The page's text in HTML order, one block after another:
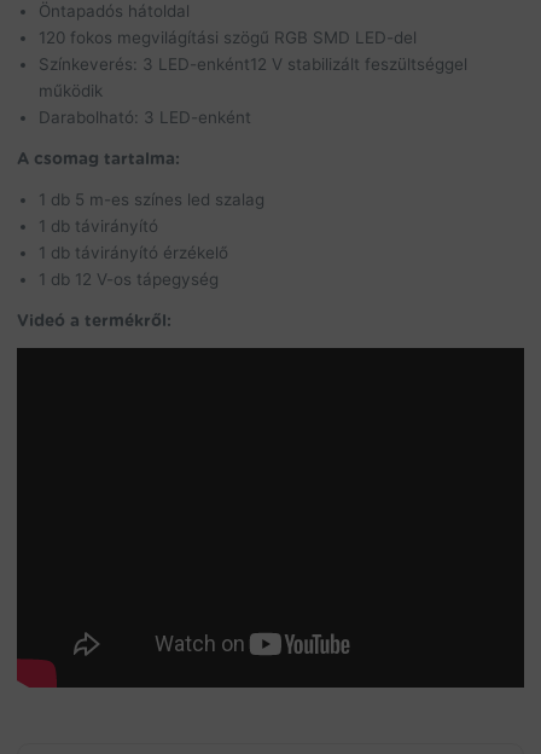
Öntapadós hátoldal
120 fokos megvilágítási szögű RGB SMD LED-del
Színkeverés: 3 LED-enként12 V stabilizált feszültséggel
működik
Darabolható: 3 LED-enként
A csomag tartalma:
1 db 5 m-es színes led szalag
1 db távirányító
1 db távirányító érzékelő
1 db 12 V-os tápegység
Videó a termékről: